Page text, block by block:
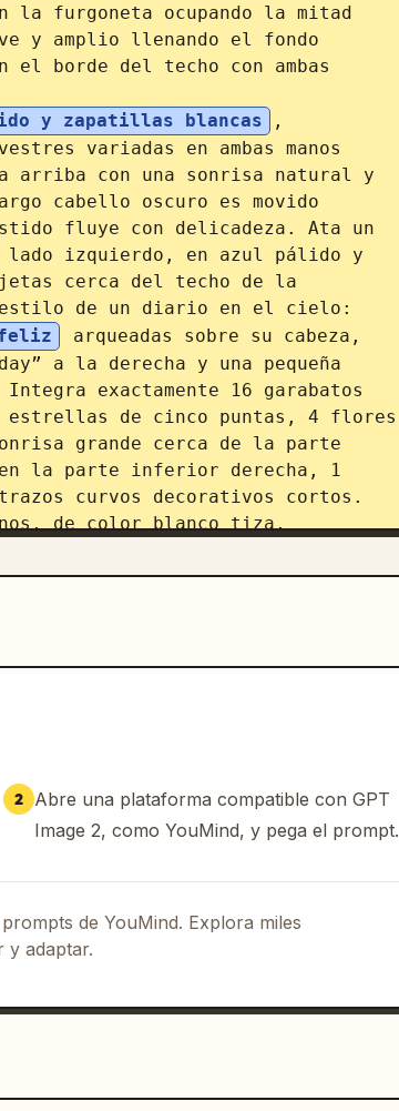
furgoneta ocupando la mitad
y amplio llenando el fondo
el borde del techo con ambas
y zapatillas blancas
,
variadas en ambas manos
arriba con una sonrisa natural y
cabello oscuro es movido
fluye con delicadeza. Ata un
lado izquierdo, en azul pálido y
cerca del techo de la
estilo de un diario en el cielo:
arqueadas sobre su cabeza,
a la derecha y una pequeña
exactamente 16 garabatos
estrellas de cinco puntas, 4 flores
grande cerca de la parte
la parte inferior derecha, 1
curvos decorativos cortos.
de color blanco tiza,
brillo de ensueño,
2 Abre una plataforma compatible con GPT
Image 2, como YouMind, y pega el prompt.
de YouMind. Explora miles
y adaptar.